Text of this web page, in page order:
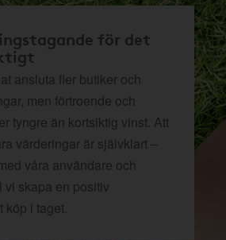
för det
ansluta fler butiker och
men förtroende och
tyngre än kortsiktig vinst. Att
värderingar är självklart –
våra användare och
vi skapa en positiv
köp i taget.